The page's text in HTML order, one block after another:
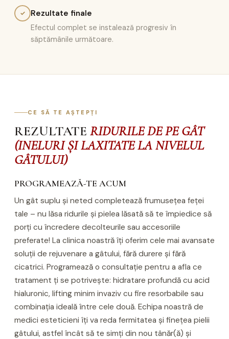
✓ Rezultate finale
Efectul complet se instalează progresiv în
săptămânile următoare.
CE SĂ TE AȘTEPȚI
REZULTATE RIDURILE DE PE GÂT
(INELURI ȘI LAXITATE LA NIVELUL
GÂTULUI)
PROGRAMEAZĂ-TE ACUM
Un gât suplu și neted completează frumusețea feței
tale – nu lăsa ridurile și pielea lăsată să te împiedice să
porți cu încredere decolteurile sau accesoriile
preferate! La clinica noastră îți oferim cele mai avansate
soluții de rejuvenare a gâtului, fără durere și fără
cicatrici. Programează o consultație pentru a afla ce
tratament ți se potrivește: hidratare profundă cu acid
hialuronic, lifting minim invaziv cu fire resorbabile sau
combinația ideală între cele două. Echipa noastră de
medici esteticieni îți va reda fermitatea și finețea pielii
gâtului, astfel încât să te simți din nou tânăr(ă) și